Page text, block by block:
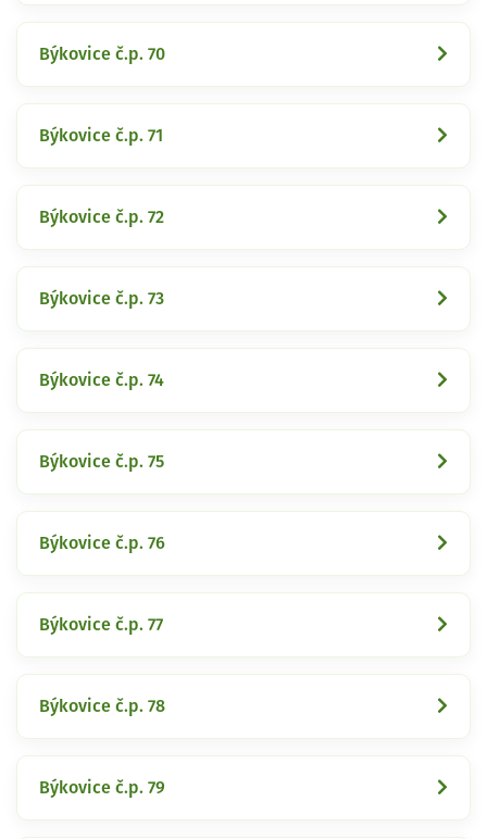
Býkovice č.p. 70
Býkovice č.p. 71
Býkovice č.p. 72
Býkovice č.p. 73
Býkovice č.p. 74
Býkovice č.p. 75
Býkovice č.p. 76
Býkovice č.p. 77
Býkovice č.p. 78
Býkovice č.p. 79